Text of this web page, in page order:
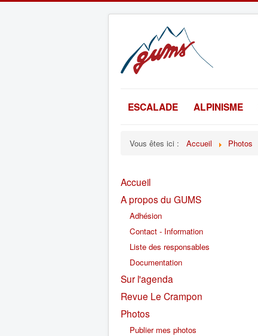
ESCALADE ALPINISME
Vous êtes ici : Accueil Photos
Accueil
A propos du GUMS
Adhésion
Contact - Information
Liste des responsables
Documentation
Sur l'agenda
Revue Le Crampon
Photos
Publier mes photos